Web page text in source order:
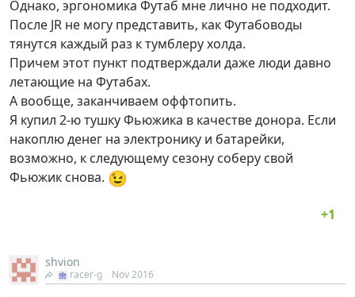
Однако, эргономика Футаб мне лично не подходит.
После JR не могу представить, как Футабоводы
тянутся каждый раз к тумблеру холда.
Причем этот пункт подтверждали даже люди давно
летающие на Футабах.
А вообще, заканчиваем оффтопить.
Я купил 2-ю тушку Фьюжика в качестве донора. Если
накоплю денег на электронику и батарейки,
возможно, к следующему сезону соберу свой
Фьюжик снова. 😉
shvion
racer-g Nov 2016